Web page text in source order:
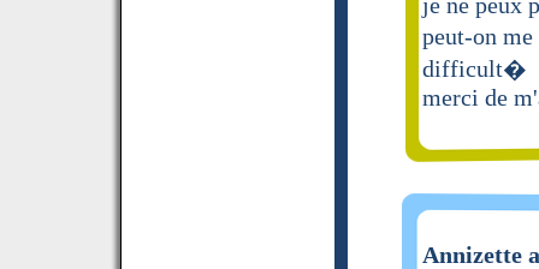
peut-on
difficult�
merci de
Annizette